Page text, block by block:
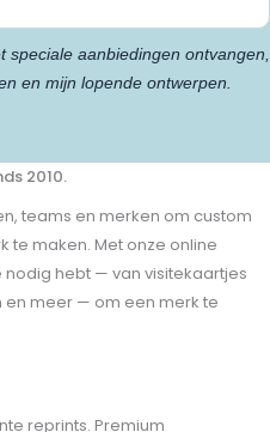
aanbiedingen ontvangen,
en mijn lopende ontwerpen.
2010.
teams en merken om custom
te maken. Met onze online
hebt — van visitekaartjes
en meer — om een merk te
reprints. Premium